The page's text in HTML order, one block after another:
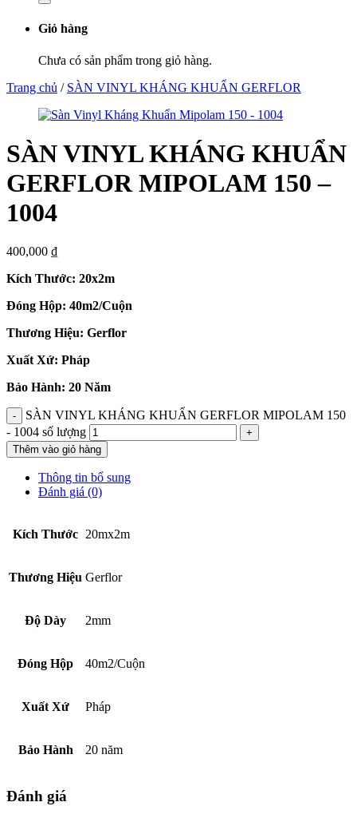
Giỏ hàng
Chưa có sản phẩm trong giỏ hàng.
Trang chủ / SÀN VINYL KHÁNG KHUẨN GERFLOR
SÀN VINYL KHÁNG KHUẨN
GERFLOR MIPOLAM 150 –
1004
400,000 ₫
Kích Thước: 20x2m
Đóng Hộp: 40m2/Cuộn
Thương Hiệu: Gerflor
Xuất Xứ: Pháp
Bảo Hành: 20 Năm
SÀN VINYL KHÁNG KHUẨN GERFLOR MIPOLAM 150
- 1004 số lượng
Thêm vào giỏ hàng
Thông tin bổ sung
Đánh giá (0)
Kích Thước 20mx2m
Thương Hiệu Gerflor
Độ Dày 2mm
Đóng Hộp 40m2/Cuộn
Xuất Xứ Pháp
Bảo Hành 20 năm
Đánh giá